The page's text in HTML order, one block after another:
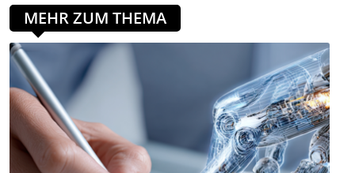
MEHR ZUM THEMA